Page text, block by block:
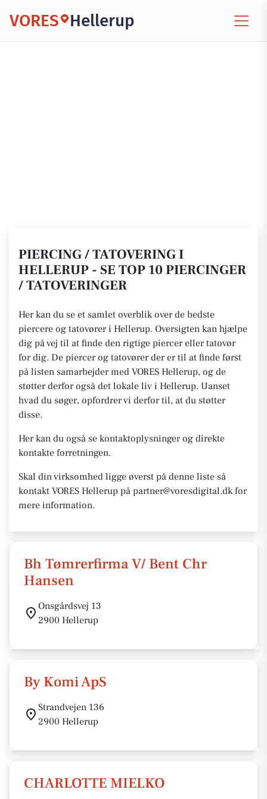
VORES Hellerup
PIERCING / TATOVERING I
HELLERUP - SE TOP 10 PIERCINGER
/ TATOVERINGER
Her kan du se et samlet overblik over de bedste
piercere og tatovører i Hellerup. Oversigten kan hjælpe
dig på vej til at finde den rigtige piercer eller tatovør
for dig. De piercer og tatovører der er til at finde først
på listen samarbejder med VORES Hellerup, og de
støtter derfor også det lokale liv i Hellerup. Uanset
hvad du søger, opfordrer vi derfor til, at du støtter
disse.
Her kan du også se kontaktoplysninger og direkte
kontakte forretningen.
Skal din virksomhed ligge øverst på denne liste så
kontakt VORES Hellerup på partner@voresdigital.dk for
mere information.
Bh Tømrerfirma V/ Bent Chr
Hansen
Onsgårdsvej 13
2900 Hellerup
By Komi ApS
Strandvejen 136
2900 Hellerup
CHARLOTTE MIELKO